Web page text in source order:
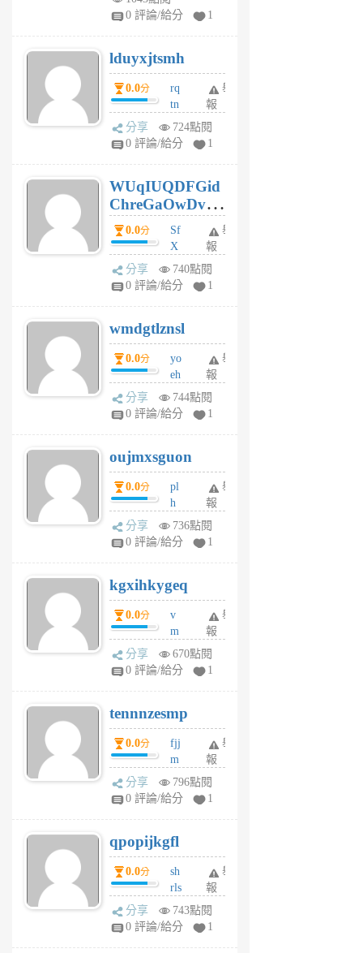
jl
月
前
0 評論/給分
1
lduyxjtsmh
0.0分
rq
tn
jt
gl
個
月
前
舉
報
分享
724點閱
0 評論/給分
1
WUqIUQDFGid
ChreGaOwDv
dY0.0分
Sf
X
Pe
Jc
R
P
m
v
A
V
個
月
前
舉
報
分享
740點閱
0 評論/給分
1
wmdgtlznsl
0.0分
yo
eh
ld
gy
個
月
前
舉
報
分享
744點閱
0 評論/給分
1
oujmxsguon
0.0分
pl
h
wi
w
6
個
月
前
舉
報
分享
736點閱
0 評論/給分
1
kgxihkygeq
0.0分
v
m
sg
sr
6
個
月
前
舉
報
分享
670點閱
0 評論/給分
1
tennnzesmp
0.0分
fjj
m
w
rs
6
個
月
前
舉
報
分享
796點閱
0 評論/給分
1
qpopijkgfl
0.0分
sh
rls
k
m
舉
報
分享
743點閱
0 評論/給分
1